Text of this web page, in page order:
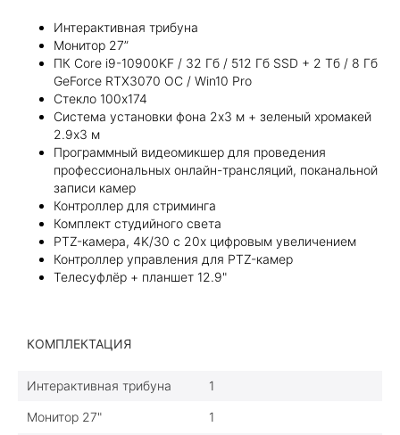
Интерактивная трибуна
Монитор 27”
ПК Core i9-10900KF / 32 Гб / 512 Гб SSD + 2 Тб / 8 Гб
GeForce RTX3070 OC / Win10 Pro
Стекло 100х174
Система установки фона 2х3 м + зеленый хромакей
2.9х3 м
Программный видеомикшер для проведения
профессиональных онлайн-трансляций, поканальной
записи камер
Контроллер для стриминга
Комплект студийного света
PTZ-камера, 4K/30 c 20х цифровым увеличением
Контроллер управления для PTZ-камер
Телесуфлёр + планшет 12.9"
КОМПЛЕКТАЦИЯ
Интерактивная трибуна 1
Монитор 27" 1